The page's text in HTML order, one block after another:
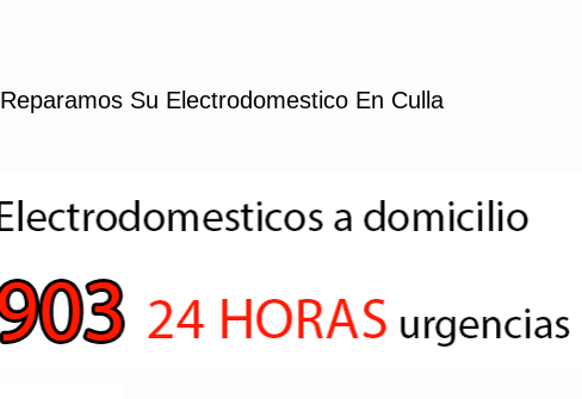
Reparamos Su Electrodomestico En Culla